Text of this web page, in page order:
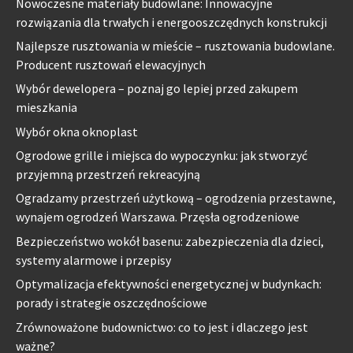
rozwiązania dla trwałych i energooszczędnych konstrukcji
Najlepsze rusztowania w mieście – rusztowania budowlane.
Producent rusztowań elewacyjnych
Wybór dewelopera – poznaj go lepiej przed zakupem
mieszkania
Wybór okna oknoplast
Ogrodowe grille i miejsca do wypoczynku: jak stworzyć
przyjemną przestrzeń rekreacyjną
Ogradzamy przestrzeń użytkową – ogrodzenia przestawne,
wynajem ogrodzeń Warszawa. Przęsła ogrodzeniowe
Bezpieczeństwo wokół basenu: zabezpieczenia dla dzieci,
systemy alarmowe i przepisy
Optymalizacja efektywności energetycznej w budynkach:
porady i strategie oszczędnościowe
Zrównoważone budownictwo: co to jest i dlaczego jest
ważne?